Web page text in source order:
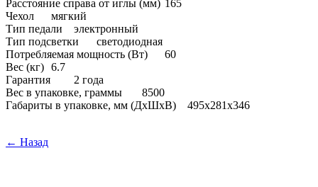
Расстояние справа от иглы (мм) 165
Чехол
мягкий
Тип педали
электронный
Тип подсветки
светодиодная
Потребляемая мощность (Вт)
60
Вес (кг) 6.7
Гарантия
2 года
Вес в упаковке, граммы
8500
Габариты в упаковке, мм (ДхШхВ)
495x281x346
← Назад